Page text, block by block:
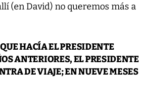
(en David) no queremos más a
HACÍA EL PRESIDENTE
ANTERIORES, EL PRESIDENTE
DE VIAJE; EN NUEVE MESES